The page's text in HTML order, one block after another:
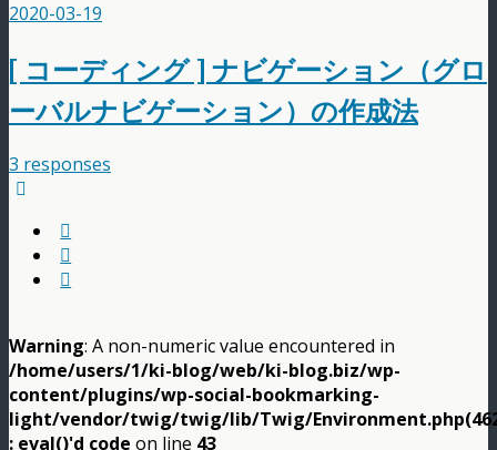
2020-03-19
[ コーディング ] ナビゲーション（グロ
ーバルナビゲーション）の作成法
3 responses
Warning: A non-numeric value encountered in
/home/users/1/ki-blog/web/ki-blog.biz/wp-
content/plugins/wp-social-bookmarking-
light/vendor/twig/twig/lib/Twig/
: eval()'d code on line 43